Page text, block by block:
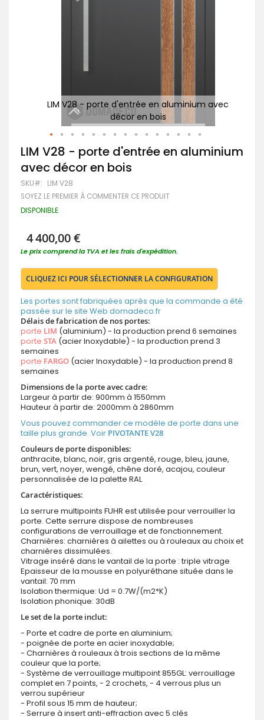
LIM V28 - porte d'entrée en aluminium avec
décor en bois
Passer
au
début
de
la
Galerie
d’images
LIM V28 - porte d'entrée en aluminium
avec décor en bois
SKU LIM V28
SOYEZ LE PREMIER À COMMENTER CE PRODUIT
DISPONIBLE
4 400,00 €
Le prix comprend la TVA et les frais d'expédition.
CLIQUEZ ICI POUR SÉLECTIONNER LA CONFIGURATION
Les portes sont fabriquées après que la commande a été
passée sur le site Web domadeco.fr
Délais de fabrication de nos portes:
porte LIM (aluminium) - la production prend 6 semaines
porte STA (acier Inoxydable) - la production prend 3
semaines
porte FARGO (acier Inoxydable) - la production prend 8
semaines
Dimensions de la porte avec cadre:
Largeur à partir de: 900mm à 1550mm
Hauteur à partir de: 2000mm à 2860mm
Vous pouvez commander ce modèle de porte dans une
taille plus grande. Voir PIVOTANTE V28
Couleurs de porte disponibles:
anthracite, blanc, noir, gris argenté, rouge, bleu, jaune,
brun, vert, noyer, wengé, chêne doré, acajou, couleur
personnalisée de la palette RAL
Caractéristiques:
La serrure multipoints FUHR est utilisée pour verrouiller la
porte. Cette serrure dispose de nombreuses
configurations de verrouillage et de fonctionnement.
Charnières: charnières à ailettes ou à rouleaux au choix et
charnières dissimulées.
Vitrage inséré dans le vantail de la porte : triple vitrage
Epaisseur de la mousse en polyuréthane située dans le
vantail: 70 mm
Isolation thermique: Ud = 0.7W/(m2*K)
Isolation phonique: 30dB
Le set de la porte inclut:
- Porte et cadre de porte en aluminium;
- poignée de porte en acier inoxydable;
- Charnières à rouleaux à trois sections de la même
couleur que la porte;
- Système de verrouillage multipoint 855GL: verrouillage
complet en 7 points, - 2 crochets, - 4 verrous plus un
verrou supérieur
- Profil sous 15 mm de hauteur;
- Serrure à insert anti-effraction avec 5 clés